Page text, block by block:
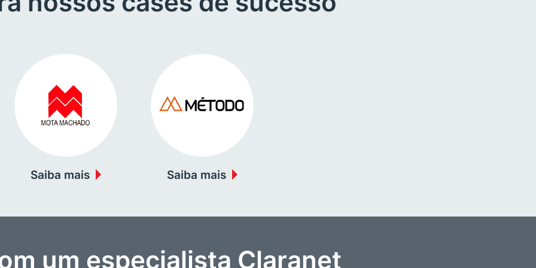
Saiba mais Saiba mais
um especialista Claranet